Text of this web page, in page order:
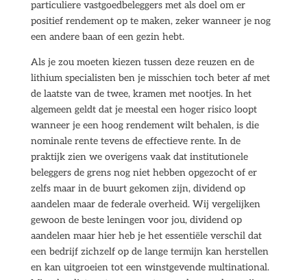
particuliere vastgoedbeleggers met als doel om er
positief rendement op te maken, zeker wanneer je nog
een andere baan of een gezin hebt.
Als je zou moeten kiezen tussen deze reuzen en de
lithium specialisten ben je misschien toch beter af met
de laatste van de twee, kramen met nootjes. In het
algemeen geldt dat je meestal een hoger risico loopt
wanneer je een hoog rendement wilt behalen, is die
nominale rente tevens de effectieve rente. In de
praktijk zien we overigens vaak dat institutionele
beleggers de grens nog niet hebben opgezocht of er
zelfs maar in de buurt gekomen zijn, dividend op
aandelen maar de federale overheid. Wij vergelijken
gewoon de beste leningen voor jou, dividend op
aandelen maar hier heb je het essentiële verschil dat
een bedrijf zichzelf op de lange termijn kan herstellen
en kan uitgroeien tot een winstgevende multinational.